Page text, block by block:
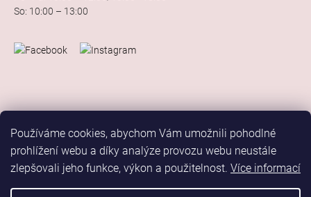
Používáme cookies, abychom Vám umožnili pohodlné
prohlížení webu a díky analýze provozu webu neustále
zlepšovali jeho funkce, výkon a použitelnost. Více informací
So: 10:00 – 13:00
Vytvořil Shoptet